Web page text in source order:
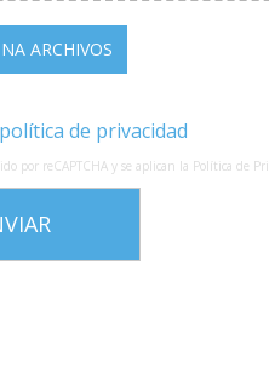
ARCHIVOS
política de privacidad
por reCAPTCHA y se aplican la Política de